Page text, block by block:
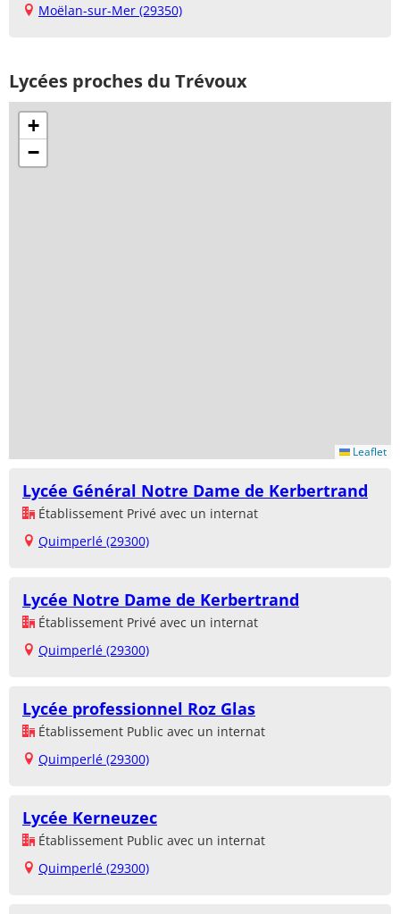
Moëlan-sur-Mer (29350)
Lycées proches du Trévoux
+
−
Leaflet
Lycée Général Notre Dame de Kerbertrand
Établissement Privé avec un internat
Quimperlé (29300)
Lycée Notre Dame de Kerbertrand
Établissement Privé avec un internat
Quimperlé (29300)
Lycée professionnel Roz Glas
Établissement Public avec un internat
Quimperlé (29300)
Lycée Kerneuzec
Établissement Public avec un internat
Quimperlé (29300)